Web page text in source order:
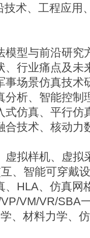
术、工程应用
模型与前沿研究
、行业痛点及未
事场景仿真技术
分析、智能控制
式仿真、平行仿
合技术、核动力
虚拟样机、虚拟
、智能可穿戴
、HLA、仿真网
VM/VR/SBA
、材料力学、